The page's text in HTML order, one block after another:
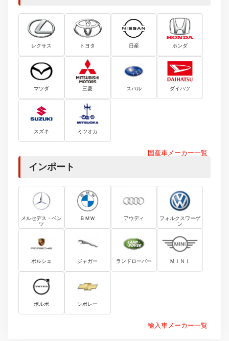
レクサス トヨタ 日産 ホンダ
マツダ 三菱 スバル ダイハツ
スズキ ミツオカ
国産車メーカー一覧
インポート
メルセデス・ベン
ツ
ＢＭＷ アウディ
フォルクスワーゲ
ン
ポルシェ ジャガー ランドローバー ＭＩＮＩ
ボルボ シボレー
輸入車メーカー一覧